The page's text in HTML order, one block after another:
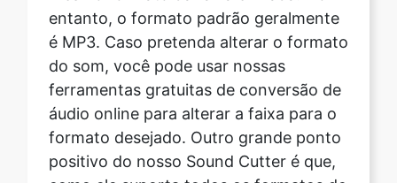
ferramentas gratuitas de conversão de
áudio online para alterar a faixa para o
formato desejado. Outro grande ponto
positivo do nosso Sound Cutter é que,
como ele suporta todos os formatos de
som, você pode reproduzir qualquer
som usando nosso site. Até mesmo um